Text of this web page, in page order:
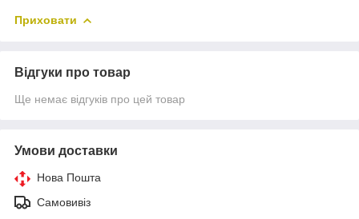
Приховати
Відгуки про товар
Ще немає відгуків про цей товар
Умови доставки
Нова Пошта
Самовивіз